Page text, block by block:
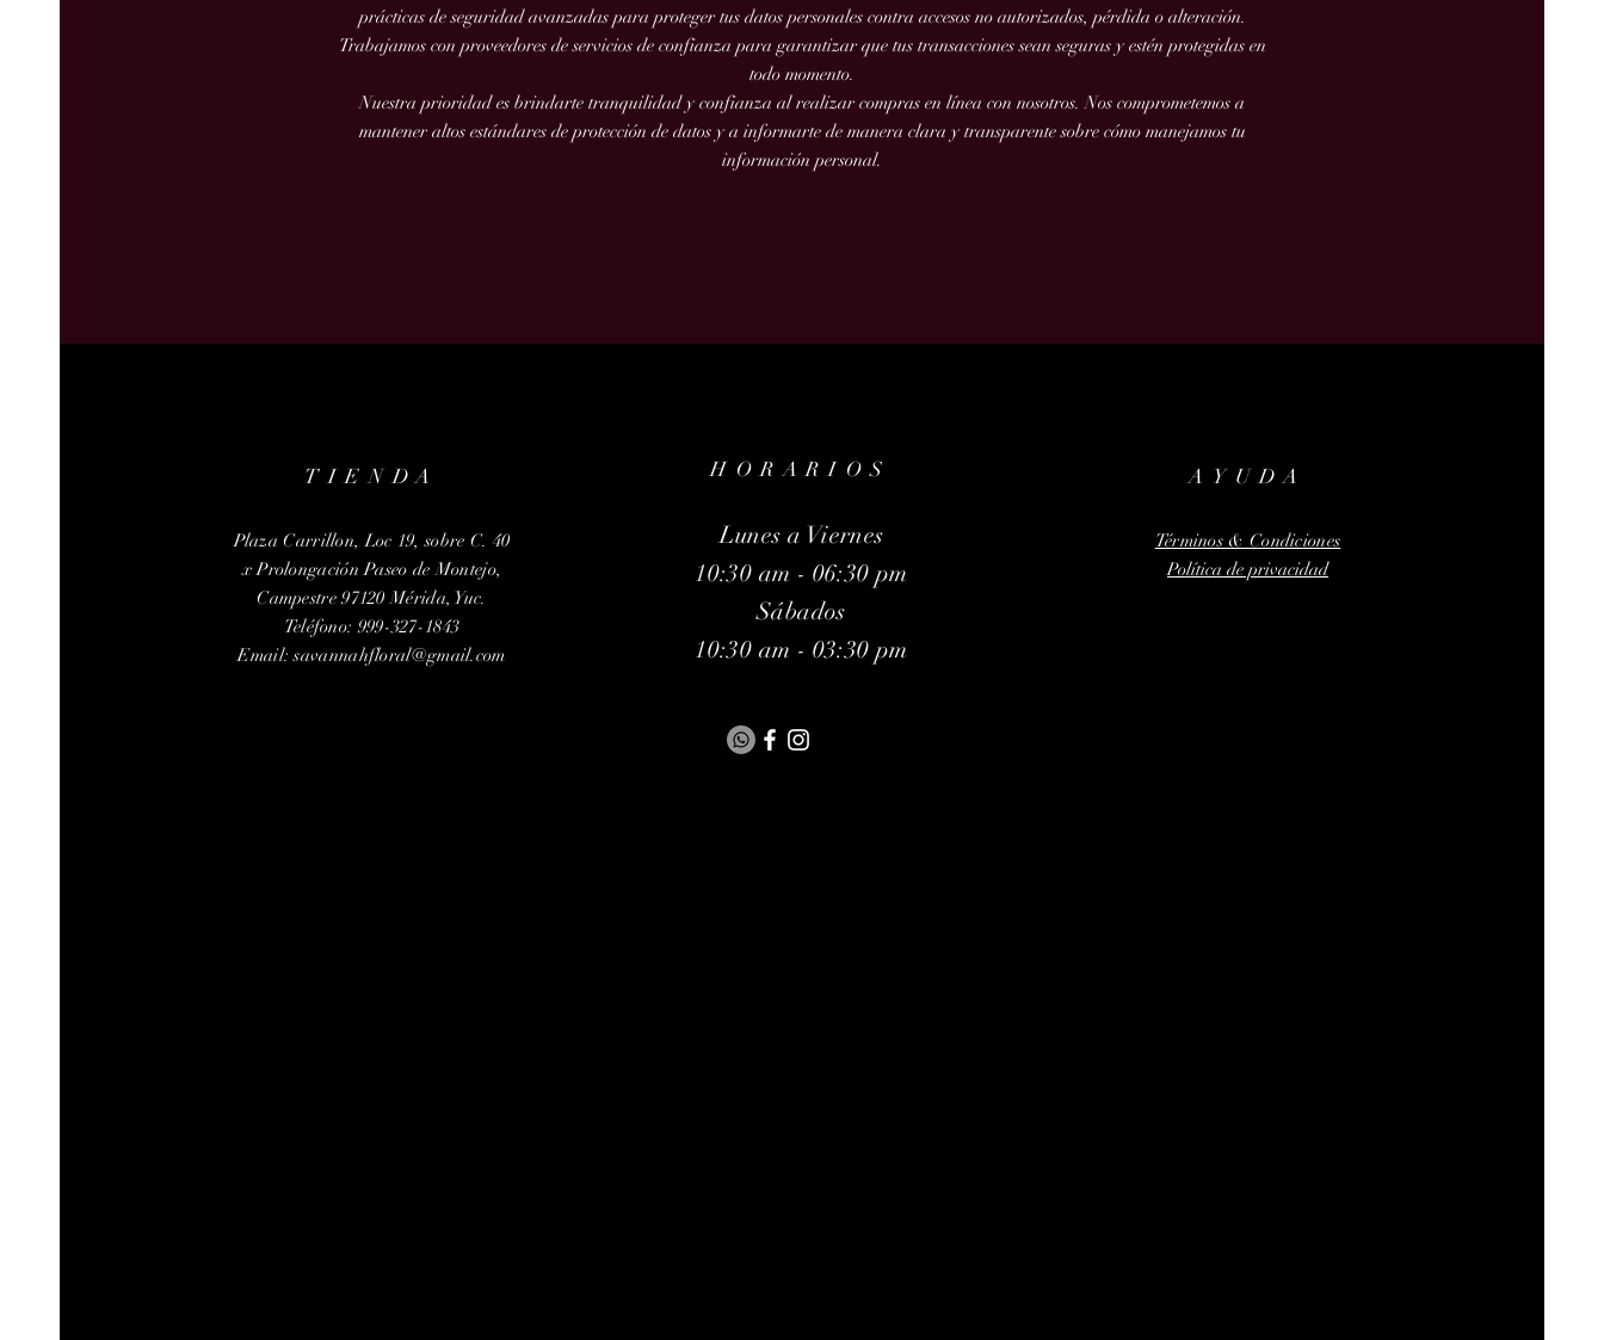
prácticas de seguridad avanzadas para proteger tus datos personales contra accesos no autorizados, pérdida o alteración.
Trabajamos con proveedores de servicios de confianza para garantizar que tus transacciones sean seguras y estén protegidas en
todo momento.
Nuestra prioridad es brindarte tranquilidad y confianza al realizar compras en línea con nosotros. Nos comprometemos a
mantener altos estándares de protección de datos y a informarte de manera clara y transparente sobre cómo manejamos tu
información personal.
TIENDA
Plaza Carrillon, Loc 19, sobre C. 40
x Prolongación Paseo de Montejo,
Campestre 97120 Mérida, Yuc.
Teléfono: 999-327-1843
Email:savannahfloral@gmail.com
HORARIOS
Lunes a Viernes
10:30 am - 06:30 pm
Sábados
10:30 am - 03:30 pm
AYUDA
Términos & Condiciones
Política de privacidad